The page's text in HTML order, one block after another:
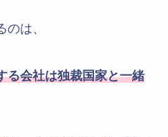
は、
る会社は独裁国家と一緒